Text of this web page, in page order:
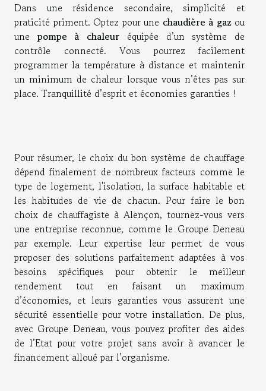
Dans une résidence secondaire, simplicité et
praticité priment. Optez pour une chaudière à gazou
une pompe à chaleur équipée d’un système de
contrôle connecté. Vous pourrez facilement
programmer la température à distance et maintenir
un minimum de chaleur lorsque vous n’êtes pas sur
place. Tranquillité d’esprit et économies garanties !
Pour résumer, le choix du bon système de chauffage
dépend finalement de nombreux facteurs comme le
type de logement, l'isolation, la surface habitable et
les habitudes de vie de chacun. Pour faire le bon
choix de chauffagiste à Alençon, tournez-vous vers
une entreprise reconnue, comme le Groupe Deneau
par exemple. Leur expertise leur permet de vous
proposer des solutions parfaitement adaptées à vos
besoins spécifiques pour obtenir le meilleur
rendement tout en faisant un maximum
d’économies, et leurs garanties vous assurent une
sécurité essentielle pour votre installation. De plus,
avec Groupe Deneau, vous pouvez profiter des aides
de l’Etat pour votre projet sans avoir à avancer le
financement alloué par l’organisme.